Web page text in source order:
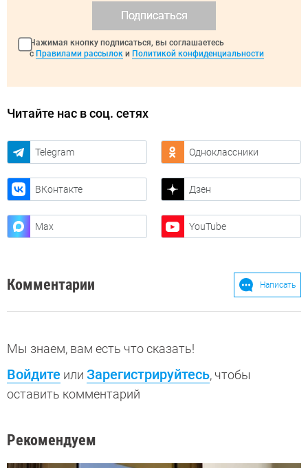
Подписаться
Нажимая кнопку подписаться, вы соглашаетесь
с Правилами рассылок и Политикой конфиденциальности
Читайте нас в соц. сетях
Telegram Одноклассники
ВКонтакте Дзен
Max YouTube
Комментарии Написать
Мы знаем, вам есть что сказать!
Войдите или Зарегистрируйтесь, чтобы
оставить комментарий
Рекомендуем